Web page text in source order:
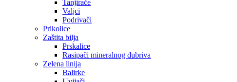
Tanjirače
Valjci
Podrivači
Prikolice
Zaštita bilja
Prskalice
Rasipači mineralnog đubriva
Zelena linija
Balirke